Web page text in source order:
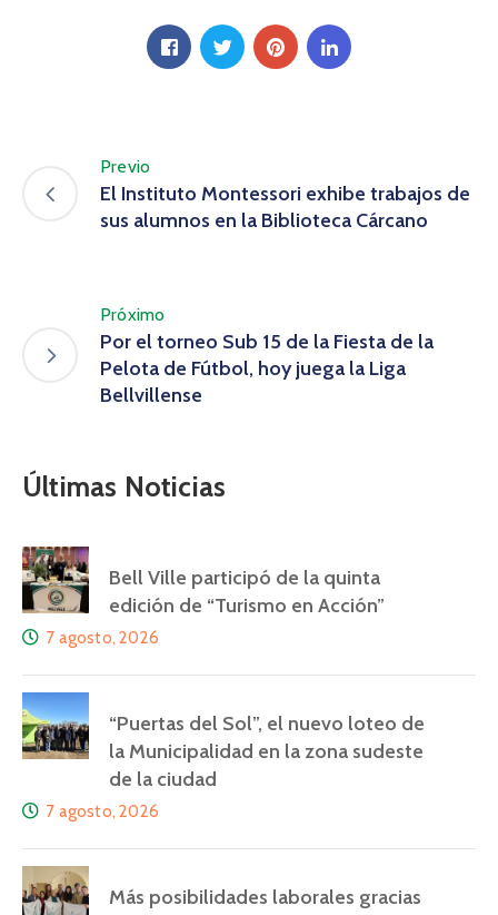
Previo
El Instituto Montessori exhibe trabajos de
sus alumnos en la Biblioteca Cárcano
Próximo
Por el torneo Sub 15 de la Fiesta de la
Pelota de Fútbol, hoy juega la Liga
Bellvillense
Últimas Noticias
Bell Ville participó de la quinta
edición de “Turismo en Acción”
7 agosto, 2026
“Puertas del Sol”, el nuevo loteo de
la Municipalidad en la zona sudeste
de la ciudad
7 agosto, 2026
Más posibilidades laborales gracias